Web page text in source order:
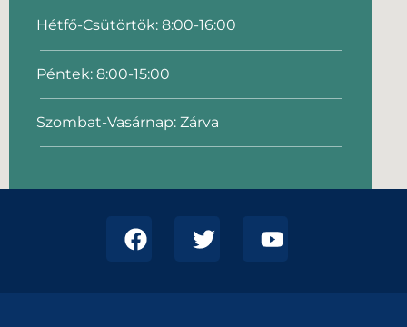
Hétfő-Csütörtök: 8:00-16:00
Péntek: 8:00-15:00
Szombat-Vasárnap: Zárva